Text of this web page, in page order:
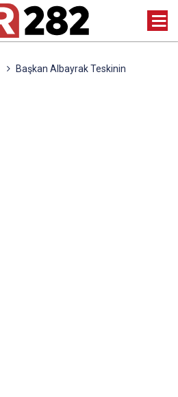
Başkan Albayrak Teskinin